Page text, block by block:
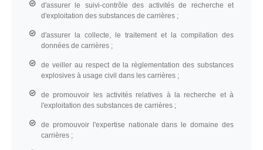
d'assurer le suivi-contrôle des activités de recherche et
d'exploitation des substances de carrières ;
d'assurer la collecte, le traitement et la compilation des
données de carrières ;
de veiller au respect de la règlementation des substances
explosives à usage civil dans les carrières ;
de promouvoir les activités relatives à la recherche et à
l'exploitation des substances de carrières ;
de promouvoir l'expertise nationale dans le domaine des
carrières ;